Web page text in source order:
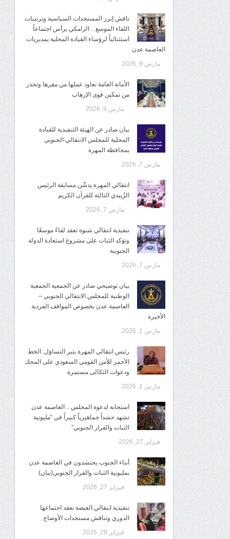
ناقش إبرز المستجدات السياسية وترتيبات
اللقاء الموسع .. الزامكي يرأس اجتماعاً
استثنائياً لرؤساء القيادة المحلية بمديريات
العاصمة عدن
مارس 9, 2026
الأمانة العامة تعاود عملها من مقرها وتحذر
من تمكين قوى الإرهاب
مارس 9, 2026
بيان صادر عن الهيئة التنفيذية للقيادة
المحلية للمجلس الانتقالي الجنوبي
بمحافظة المهرة
مارس 7, 2026
انتقالي المهرة يدشّن مسابقة الرئيس
الزُبيدي الثالثة للقرآن الكريم
مارس 7, 2026
تنفيذية انتقالي شبوة تعقد لقاءً موسعًا
وتؤكد الثبات على مشروع استعادة الدولة
الجنوبية
مارس 7, 2026
بيان توضيحي صادر عن الجمعية الجمعية
الوطنية للمجلس الانتقالي الجنوبي –
العاصمة عدن بخصوص المواقف الفردية
الأخيرة
مارس 1, 2026
رئيس انتقالي المهرة يثير التساؤل: الخط
الأحمر للأمن القومي السعودي على المحك
ودعوات الثكالى مستمرة
مارس 1, 2026
استجابة لدعوة المجلس .. العاصمة عدن
تشهد حشداً جماهيرياً كبيراً في “مليونية
الثبات والقرار الجنوبي”
فبراير 27, 2026
أبناء الجنوب يحتشدون في العاصمة عدن
بمليونية الثبات والقرار الجنوبي(بيان)
فبراير 27, 2026
تنفيذية انتقالي الغيضة تعقد اجتماعها
الدوري وتناقش مستجدات الأوضاع
فبراير 26, 2026